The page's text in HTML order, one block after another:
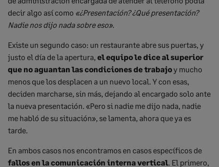
decir algo así como «¿Presentación? ¿Qué presentación?
Nadie nos dijo nada sobre eso».
Existe un segundo caso: un restaurante abre sus puertas, y
justo el día de la apertura, el equipo le dice al superior
que no aguantan las condiciones de trabajoy mucho
menos que los desplacen a un nuevo local. Y con esas,
deciden marcharse, sin más, dejando al encargado solo ante
la nueva presentación. «Pero si nadie me dijo nada, nadie
me habló de su situación», se lamenta, ahora que ya es
tarde.
En ambos casos nos encontramos en casos específicos de
fallos en la comunicación interna vertical. El primero,